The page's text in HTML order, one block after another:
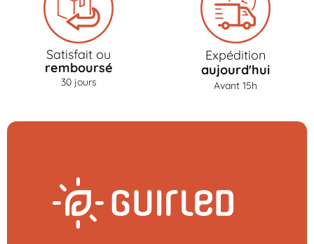
Satisfait ou
remboursé
30 jours
Expédition
aujourd'hui
Avant 15h